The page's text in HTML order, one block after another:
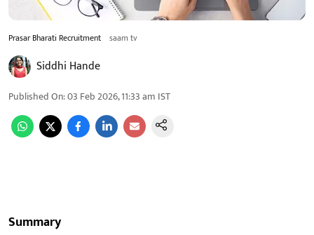
Prasar Bharati Recruitment saam tv
Siddhi Hande
Published On:03 Feb 2026, 11:33 am IST
Summary